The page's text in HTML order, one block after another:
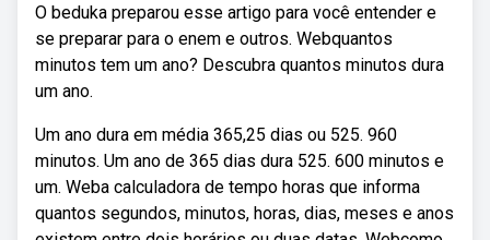
O beduka preparou esse artigo para você entender e
se preparar para o enem e outros. Webquantos
minutos tem um ano? Descubra quantos minutos dura
um ano.
Um ano dura em média 365,25 dias ou 525. 960
minutos. Um ano de 365 dias dura 525. 600 minutos e
um. Weba calculadora de tempo horas que informa
quantos segundos, minutos, horas, dias, meses e anos